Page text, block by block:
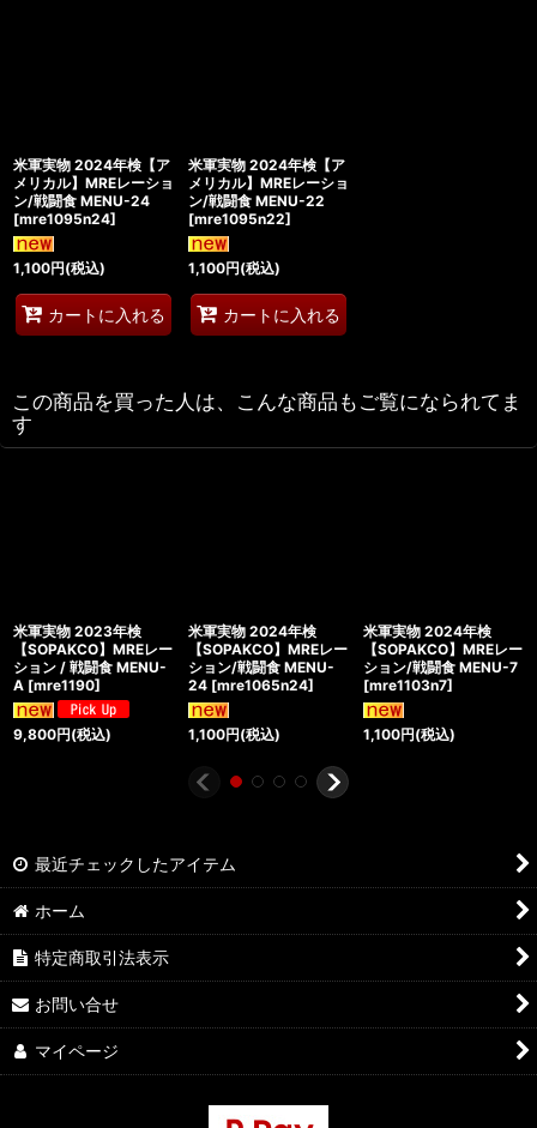
米軍実物 2024年検【ア
メリカル】MREレーショ
ン/戦闘食 MENU-24
[mre1095n24]
1,100円(税込)
カートに入れる
米軍実物 2024年検【ア
メリカル】MREレーショ
ン/戦闘食 MENU-22
[mre1095n22]
1,100円(税込)
カートに入れる
この商品を買った人は、こんな商品もご覧になられてま
す
米軍実物 2023年検
【SOPAKCO】MREレー
ション / 戦闘食 MENU-
A [mre1190]
9,800円(税込)
米軍実物 2024年検
【SOPAKCO】MREレー
ション/戦闘食 MENU-
24 [mre1065n24]
1,100円(税込)
米軍実物 2024年検
【SOPAKCO】MREレー
ション/戦闘食 MENU-7
[mre1103n7]
1,100円(税込)
最近チェックしたアイテム
ホーム
特定商取引法表示
お問い合せ
マイページ